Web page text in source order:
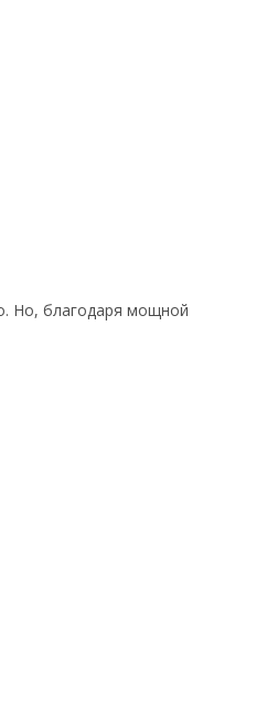
Но, благодаря мощной